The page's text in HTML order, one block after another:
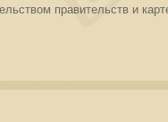
правительств и